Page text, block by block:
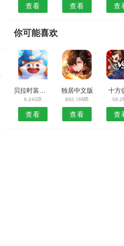
查看 查看 查
你可能喜欢
贝拉时装设计
6.24GB
查看
独居中文版
892.16MB
查看
十方
查